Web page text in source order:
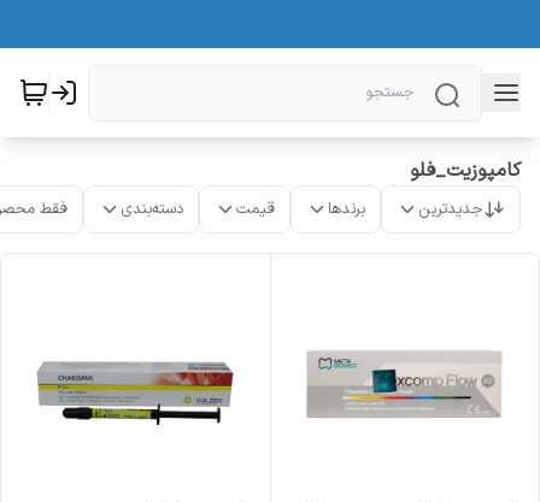
کامپوزیت_فلو
جدیدترین برندها قیمت دسته‌بندی فقط